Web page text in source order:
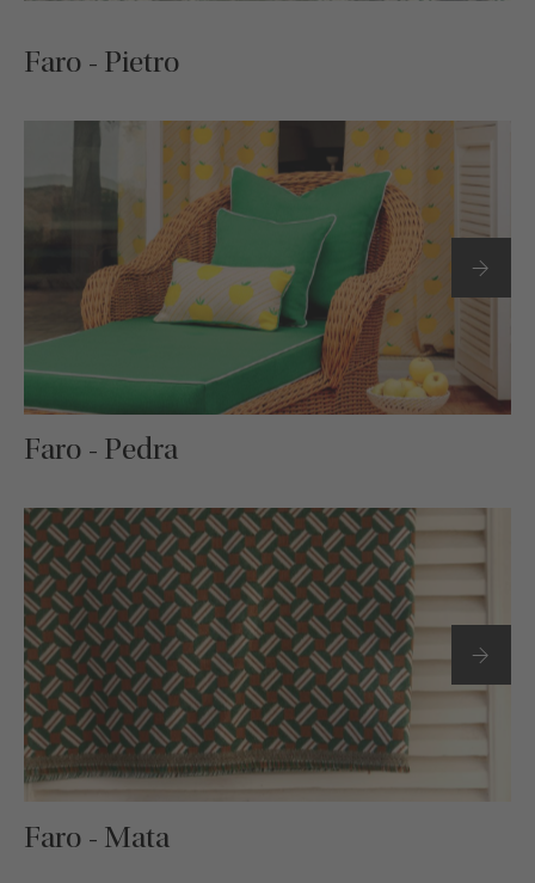
Faro - Pietro
Faro - Pedra
Faro - Mata